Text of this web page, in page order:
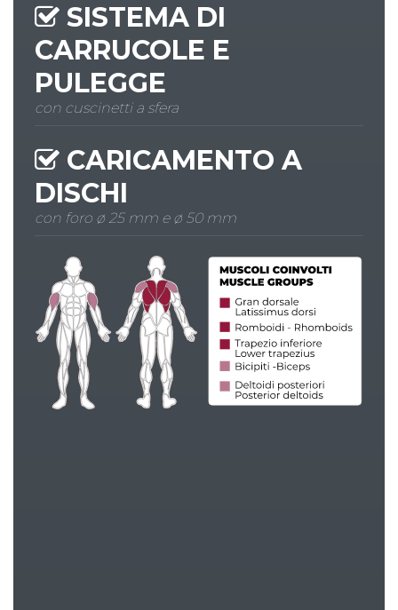
SISTEMA DI
CARRUCOLE E
PULEGGE
con cuscinetti a sfera
CARICAMENTO A
DISCHI
con foro ø 25 mm e ø 50 mm